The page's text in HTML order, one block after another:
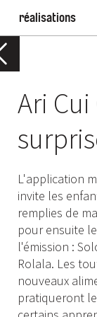
réalisations
Ari
L'application
invite les
remplies de
pour ensuite
l'émission :
Rolala. Les
nouveaux
pratiqueront